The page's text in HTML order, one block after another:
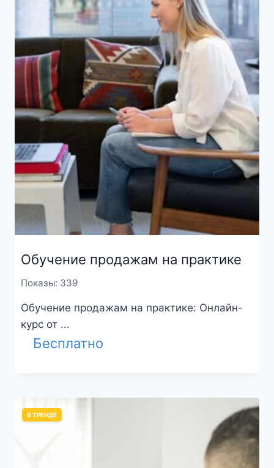
Обучение продажам на практике
Показы: 339
Обучение продажам на практике: Онлайн-
курс от ...
Бесплатно
В ТРЕНДЕ